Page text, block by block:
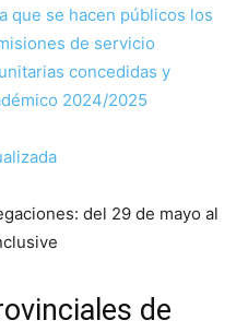
que se hacen públicos los
de servicio
concedidas y
2024/2025
del 29 de mayo al
de